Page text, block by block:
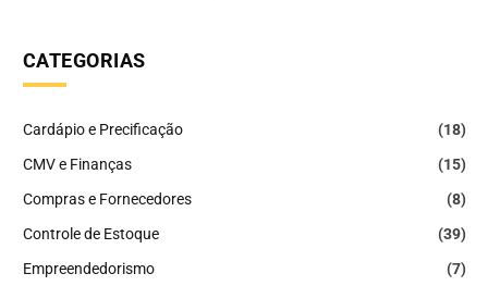
CATEGORIAS
Cardápio e Precificação
(18)
CMV e Finanças
(15)
Compras e Fornecedores
(8)
Controle de Estoque
(39)
Empreendedorismo
(7)